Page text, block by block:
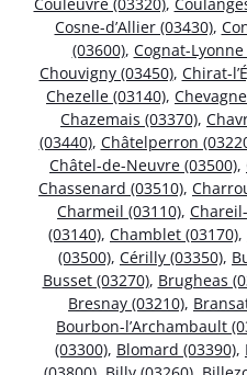
Cosne-d’Allier (03430),
(03600), Cognat-Lyonne
Chouvigny (03450), Chirat-
Chezelle (03140),
Chazemais (03370),
(03440), Châtelperron
Châtel-de-Neuvre (03500),
Chassenard (03510),
Charmeil (03110),
(03140), Chamblet (03170),
(03500), Cérilly (03350),
Busset (03270), Brugheas
Bresnay (03210),
Bourbon-l’Archambault
(03300), Blomard (03390),